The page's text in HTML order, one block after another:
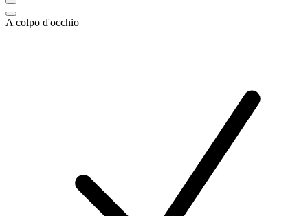
A colpo d'occhio